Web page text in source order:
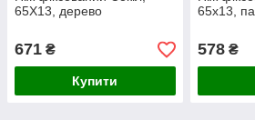
65Х13, дерево
671 ₴
Купити
65х13,
578₴